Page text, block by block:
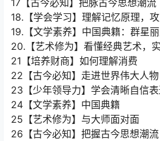
17【古今必知】把脉古今思想潮流
18.【学会学习】理解记忆原理，
19.【文学素养】中国典籍：群星
20.【艺术修为】看懂经典艺术，
21【培养财商】如何理解消费
22【古今必知】走进世界伟大人物
23【少年领导力】学会清晰自信
24【文学素养】中国典籍
25【艺术修为】与大师面对面
26【古今必知】把握古今思想潮流